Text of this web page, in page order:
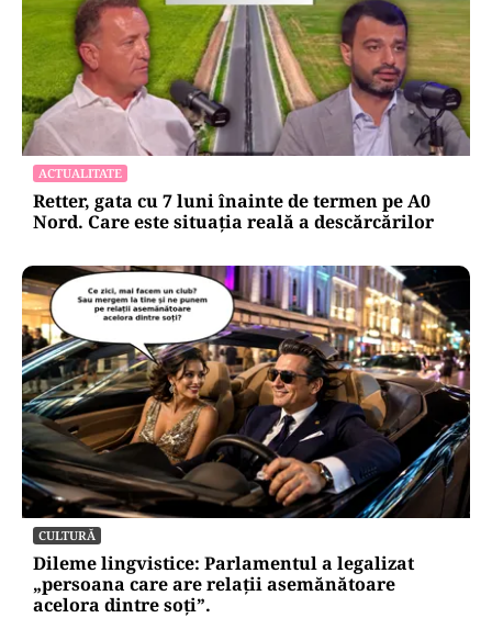
ACTUALITATE
Retter, gata cu 7 luni înainte de termen pe A0
Nord. Care este situația reală a descărcărilor
CULTURĂ
Dileme lingvistice: Parlamentul a legalizat
„persoana care are relații asemănătoare
acelora dintre soți”.